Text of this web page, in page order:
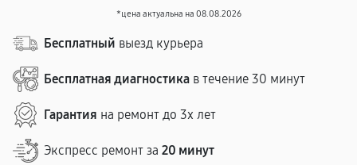
*цена актуальна на 08.08.2026
Бесплатный выезд курьера
Бесплатная диагностика в течение 30 минут
Гарантия на ремонт до 3х лет
Экспресс ремонт за 20 минут